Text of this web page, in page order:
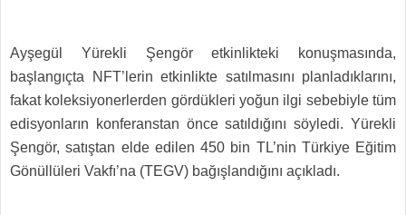
Ayşegül Yürekli Şengör etkinlikteki konuşmasında,
başlangıçta NFT’lerin etkinlikte satılmasını planladıklarını,
fakat koleksiyonerlerden gördükleri yoğun ilgi sebebiyle tüm
edisyonların konferanstan önce satıldığını söyledi. Yürekli
Şengör, satıştan elde edilen 450 bin TL’nin Türkiye Eğitim
Gönüllüleri Vakfı’na (TEGV) bağışlandığını açıkladı.